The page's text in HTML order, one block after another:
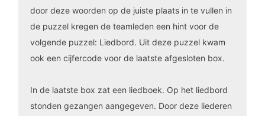
door deze woorden op de juiste plaats in te vullen in
de puzzel kregen de teamleden een hint voor de
volgende puzzel: Liedbord. Uit deze puzzel kwam
ook een cijfercode voor de laatste afgesloten box.
In de laatste box zat een liedboek. Op het liedbord
stonden gezangen aangegeven. Door deze liederen